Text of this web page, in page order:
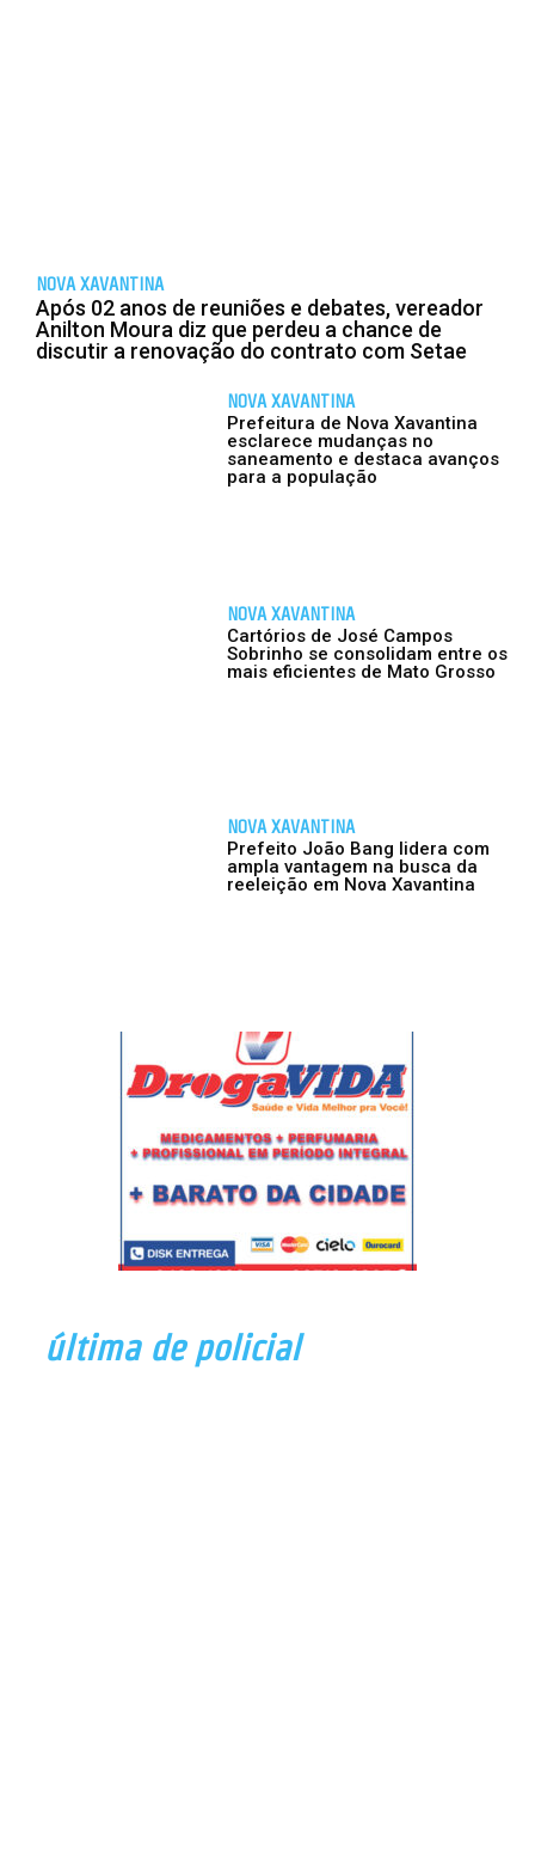
NOVA XAVANTINA
Após 02 anos de reuniões e debates, vereador
Anilton Moura diz que perdeu a chance de
discutir a renovação do contrato com Setae
NOVA XAVANTINA
Prefeitura de Nova Xavantina
esclarece mudanças no
saneamento e destaca avanços
para a população
NOVA XAVANTINA
Cartórios de José Campos
Sobrinho se consolidam entre os
mais eficientes de Mato Grosso
NOVA XAVANTINA
Prefeito João Bang lidera com
ampla vantagem na busca da
reeleição em Nova Xavantina
última de policial